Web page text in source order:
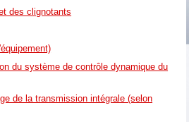
des clignotants
du système de contrôle dynamique du
de la transmission intégrale (selon